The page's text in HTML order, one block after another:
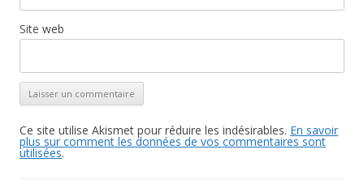
Site web
Ce site utilise Akismet pour réduire les indésirables. En savoir
plus sur comment les données de vos commentaires sont
utilisées.